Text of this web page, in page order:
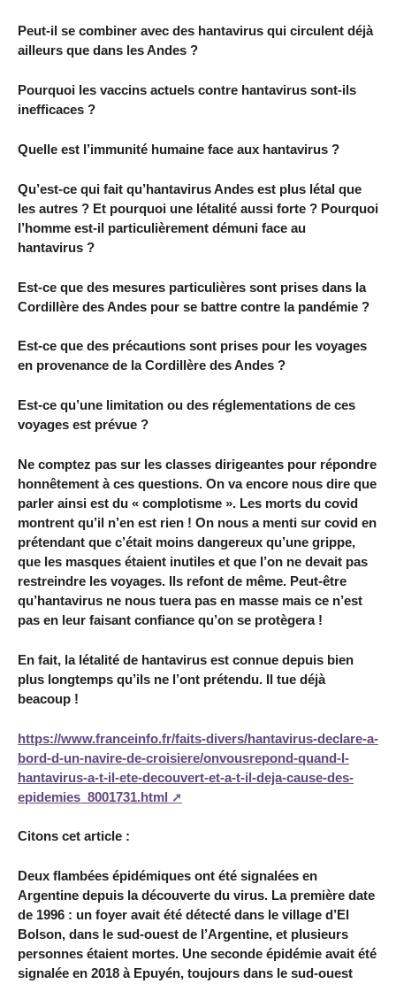
Peut-il se combiner avec des hantavirus qui circulent déjà
ailleurs que dans les Andes ?
Pourquoi les vaccins actuels contre hantavirus sont-ils
inefficaces ?
Quelle est l’immunité humaine face aux hantavirus ?
Qu’est-ce qui fait qu’hantavirus Andes est plus létal que
les autres ? Et pourquoi une létalité aussi forte ? Pourquoi
l’homme est-il particulièrement démuni face au
hantavirus ?
Est-ce que des mesures particulières sont prises dans la
Cordillère des Andes pour se battre contre la pandémie ?
Est-ce que des précautions sont prises pour les voyages
en provenance de la Cordillère des Andes ?
Est-ce qu’une limitation ou des réglementations de ces
voyages est prévue ?
Ne comptez pas sur les classes dirigeantes pour répondre
honnêtement à ces questions. On va encore nous dire que
parler ainsi est du « complotisme ». Les morts du covid
montrent qu’il n’en est rien ! On nous a menti sur covid en
prétendant que c’était moins dangereux qu’une grippe,
que les masques étaient inutiles et que l’on ne devait pas
restreindre les voyages. Ils refont de même. Peut-être
qu’hantavirus ne nous tuera pas en masse mais ce n’est
pas en leur faisant confiance qu’on se protègera !
En fait, la létalité de hantavirus est connue depuis bien
plus longtemps qu’ils ne l’ont prétendu. Il tue déjà
beacoup !
https://www.franceinfo.fr/faits-divers/hantavirus-declare-a-
bord-d-un-navire-de-croisiere/onvousrepond-quand-l-
hantavirus-a-t-il-ete-decouvert-et-a-t-il-deja-cause-des-
epidemies_8001731.html
Citons cet article :
Deux flambées épidémiques ont été signalées en
Argentine depuis la découverte du virus. La première date
de 1996 : un foyer avait été détecté dans le village d’El
Bolson, dans le sud-ouest de l’Argentine, et plusieurs
personnes étaient mortes. Une seconde épidémie avait été
signalée en 2018 à Epuyén, toujours dans le sud-ouest